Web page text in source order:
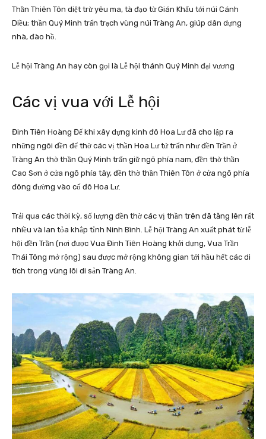
Thần Thiên Tôn diệt trừ yêu ma, tà đạo từ Gián Khẩu tới núi Cánh
Diều; thần Quý Minh trấn trạch vùng núi Tràng An, giúp dân dựng
nhà, đào hồ.
Lễ hội Tràng An hay còn gọi là Lễ hội thánh Quý Minh đại vương
Các vị vua với Lễ hội
Đinh Tiên Hoàng Đế khi xây dựng kinh đô Hoa Lư đã cho lập ra
những ngôi đền để thờ các vị thần Hoa Lư tứ trấn như đền Trần ở
Tràng An thờ thần Quý Minh trấn giữ ngõ phía nam, đền thờ thần
Cao Sơn ở cửa ngõ phía tây, đền thờ thần Thiên Tôn ở cửa ngõ phía
đông đường vào cố đô Hoa Lư.
Trải qua các thời kỳ, số lượng đền thờ các vị thần trên đã tăng lên rất
nhiều và lan tỏa khắp tỉnh Ninh Bình. Lễ hội Tràng An xuất phát từ lễ
hội đền Trần (nơi được Vua Đinh Tiên Hoàng khởi dựng, Vua Trần
Thái Tông mở rộng) sau được mở rộng không gian tới hầu hết các di
tích trong vùng lõi di sản Tràng An.